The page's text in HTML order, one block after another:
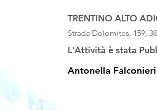
TRENTINO ALTO
Strada Dolomites, 159,
L'Attività è stata
Antonella Falconieri